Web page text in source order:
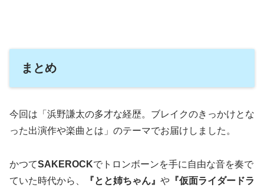
まとめ
今回は「浜野謙太の多才な経歴。ブレイクのきっかけとな
った出演作や楽曲とは」のテーマでお届けしました。
かつてSAKEROCKでトロンボーンを手に自由な音を奏で
ていた時代から、
『とと姉ちゃん』 や 『仮面ライダードラ